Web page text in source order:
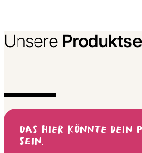
Unsere
Shampoo für die tägliche
Haarpflege – sanfte
DAS HIER KÖNNTE DEIN
SEIN.